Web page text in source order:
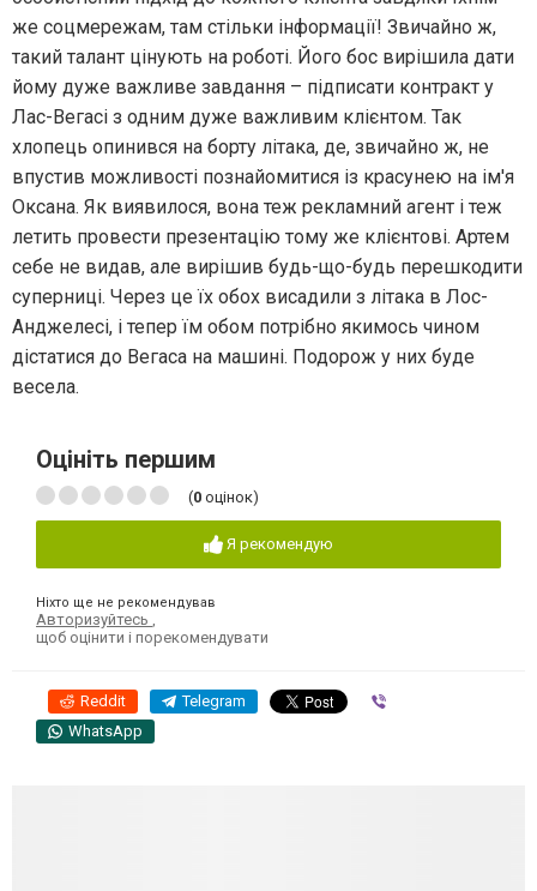
же соцмережам, там стільки інформації! Звичайно ж,
такий талант цінують на роботі. Його бос вирішила дати
йому дуже важливе завдання – підписати контракт у
Лас-Вегасі з одним дуже важливим клієнтом. Так
хлопець опинився на борту літака, де, звичайно ж, не
впустив можливості познайомитися із красунею на ім'я
Оксана. Як виявилося, вона теж рекламний агент і теж
летить провести презентацію тому же клієнтові. Артем
себе не видав, але вирішив будь-що-будь перешкодити
суперниці. Через це їх обох висадили з літака в Лос-
Анджелесі, і тепер їм обом потрібно якимось чином
дістатися до Вегаса на машині. Подорож у них буде
весела.
Оцініть першим
(0 оцінок)
Я рекомендую
Ніхто ще не рекомендував
Авторизуйтесь ,
щоб оцінити і порекомендувати
Reddit Telegram
WhatsApp